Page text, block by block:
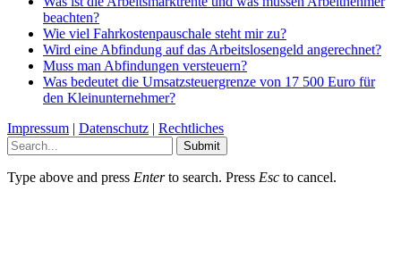
beachten?
Wie viel Fahrkostenpauschale steht mir zu?
Wird eine Abfindung auf das Arbeitslosengeld angerechnet?
Muss man Abfindungen versteuern?
Was bedeutet die Umsatzsteuergrenze von 17 500 Euro für
den Kleinunternehmer?
Impressum | Datenschutz | Rechtliches
Submit
Type above and press Enterto search. Press Esc to cancel.